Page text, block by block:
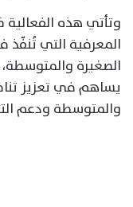
وتأتي هذه
المعرفية التي تُنفّذ
الصغيرة
يساهم في تعزيز
والمتوسطة ودعم